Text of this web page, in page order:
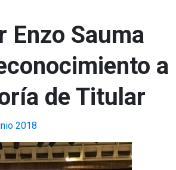
Enzo Sauma
a
de Titular
2018